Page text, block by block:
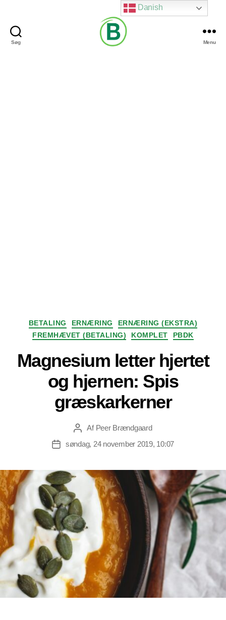
Søg Menu
Kategorier
BETALING ERNÆRING
ERNÆRING (EKSTRA)
FREMHÆVET (BETALING)
KOMPLET PBDK
Magnesium letter hjertet
og hjernen: Spis
græskarkerner
Indlægsforfatter
Af Peer Brændgaard
Indlægsdato
søndag, 24 november 2019, 10:07
Danish